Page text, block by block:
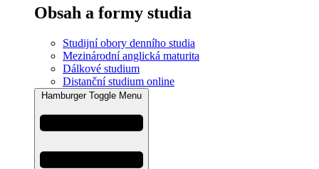
Obsah a formy studia
Studijní obory denního studia
Mezinárodní anglická maturita
Dálkové studium
Distanční studium online
Hamburger Toggle Menu